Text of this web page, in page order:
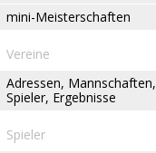
mini-Meisterschaften
Vereine
Adressen, Mannschaften,
Spieler, Ergebnisse
Spieler